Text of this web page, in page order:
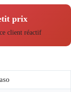
prix
client réactif